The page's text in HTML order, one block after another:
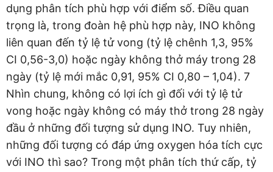
dụng phân tích phù hợp với điểm số. Điều quan
trọng là, trong đoàn hệ phù hợp này, INO không
liên quan đến tỷ lệ tử vong (tỷ lệ chênh 1,3, 95%
CI 0,56-3,0) hoặc ngày không thở máy trong 28
ngày (tỷ lệ mới mắc 0,91, 95% CI 0,80 – 1,04). 7
Nhìn chung, không có lợi ích gì đối với tỷ lệ tử
vong hoặc ngày không có máy thở trong 28 ngày
đầu ở những đối tượng sử dụng INO. Tuy nhiên,
những đối tượng có đáp ứng oxygen hóa tích cực
với INO thì sao? Trong một phân tích thứ cấp, tỷ